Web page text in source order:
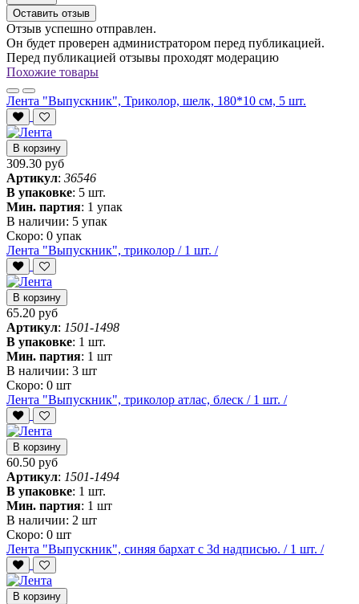
Оставить отзыв
Отзыв успешно отправлен.
Он будет проверен администратором перед публикацией.
Перед публикацией отзывы проходят модерацию
Похожие товары
Лента "Выпускник", Триколор, шелк, 180*10 см, 5 шт.
В корзину
309.30 руб
Артикул: 36546
В упаковке: 5 шт.
Мин. партия: 1 упак
В наличии: 5 упак
Скоро: 0 упак
Лента "Выпускник", триколор / 1 шт. /
В корзину
65.20 руб
Артикул: 1501-1498
В упаковке: 1 шт.
Мин. партия: 1 шт
В наличии: 3 шт
Скоро: 0 шт
Лента "Выпускник", триколор атлас, блеск / 1 шт. /
В корзину
60.50 руб
Артикул: 1501-1494
В упаковке: 1 шт.
Мин. партия: 1 шт
В наличии: 2 шт
Скоро: 0 шт
Лента "Выпускник", синяя бархат с 3d надписью. / 1 шт. /
В корзину